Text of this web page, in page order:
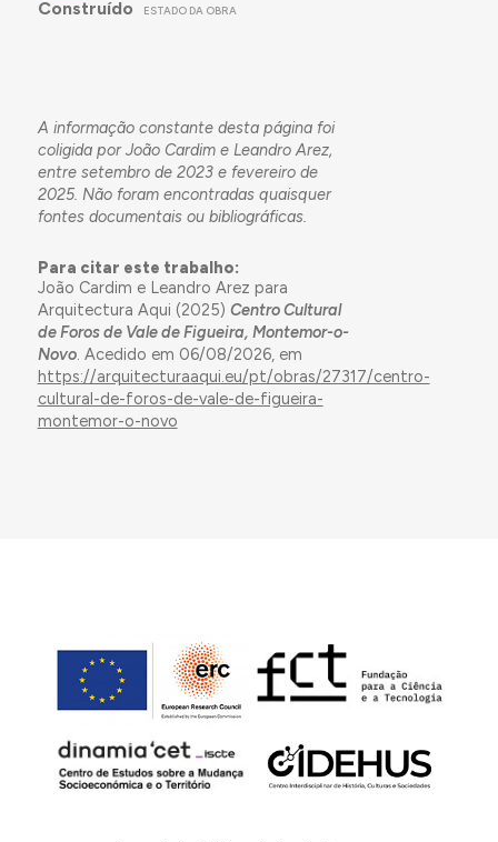
Construído ESTADO DA OBRA
A informação constante desta página foi
coligida por João Cardim e Leandro Arez,
entre setembro de 2023 e fevereiro de
2025. Não foram encontradas quaisquer
fontes documentais ou bibliográficas.
Para citar este trabalho:
João Cardim e Leandro Arez para
Arquitectura Aqui (2025) Centro Cultural
de Foros de Vale de Figueira, Montemor-o-
Novo. Acedido em 06/08/2026, em
https://arquitecturaaqui.eu/pt/obras/27317/centro-
cultural-de-foros-de-vale-de-figueira-
montemor-o-novo